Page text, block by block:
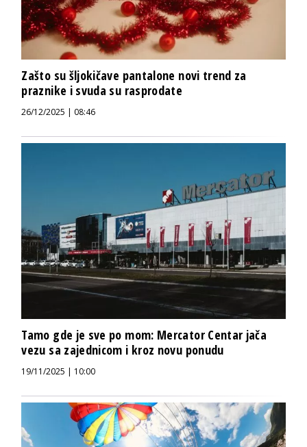
Zašto su šljokičave pantalone novi trend za
praznike i svuda su rasprodate
26/12/2025 | 08:46
Tamo gde je sve po mom: Mercator Centar jača
vezu sa zajednicom i kroz novu ponudu
19/11/2025 | 10:00